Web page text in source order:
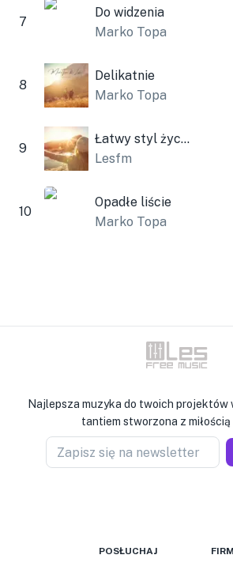
7
Do widzenia
Marko Topa
8
Delikatnie
Marko Topa
9
Łatwy styl życia
Lesfm
10
Opadłe liście
Marko Topa
Najlepsza muzyka do twoich projektów
tantiem stworzona z miłością
Zapisz się na newsletter
POSŁUCHAJ